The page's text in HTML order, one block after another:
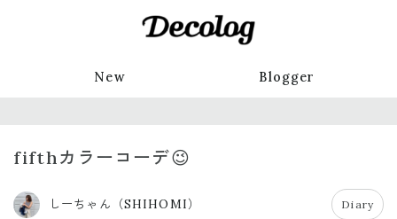
New Blogger
fifthカラーコーデ😉
しーちゃん（SHIHOMI） Diary